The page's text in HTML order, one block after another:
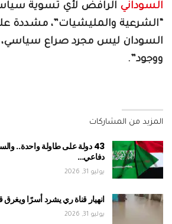
السوداني الرافض لأي تسوية
“الشرعية والمليشيات”، مشددة
السودان ليس مجرد صراع سياسي،
ووجود”.
المزيد من المشاركات
43 دولة على طاولة واحدة..
دفاعي…
يوليو 31, 2026
انهيار قناة ري يشرد أسرًا
يوليو 31, 2026